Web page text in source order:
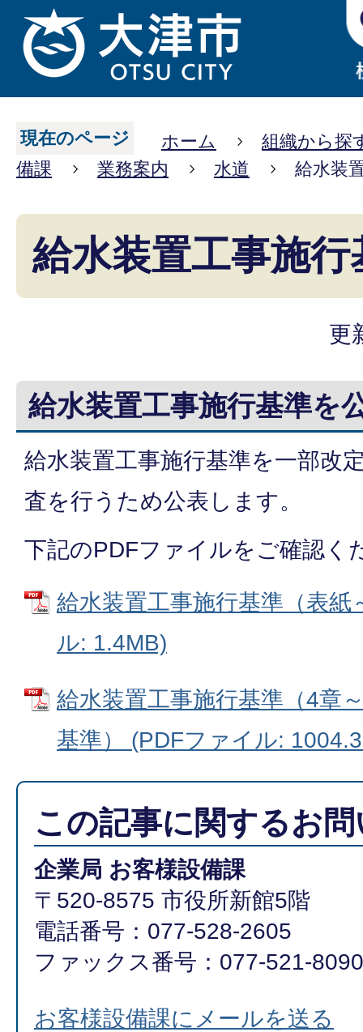
現在のページ ホーム
組織から探
備課
業務案内 水道 給水装
給水装置工事施行
更
給水装置工事施行基準を
給水装置工事施行基準を一部改
査を行うため公表します。
下記のPDFファイルをご確認く
給水装置工事施行基準（表紙
ル: 1.4MB)
給水装置工事施行基準（4章
基準） (PDFファイル:
この記事に関するお
企業局 お客様設備課
〒520-8575 市役所新館5階
電話番号：077-528-2605
ファックス番号：077-521-8090
お客様設備課にメールを送る